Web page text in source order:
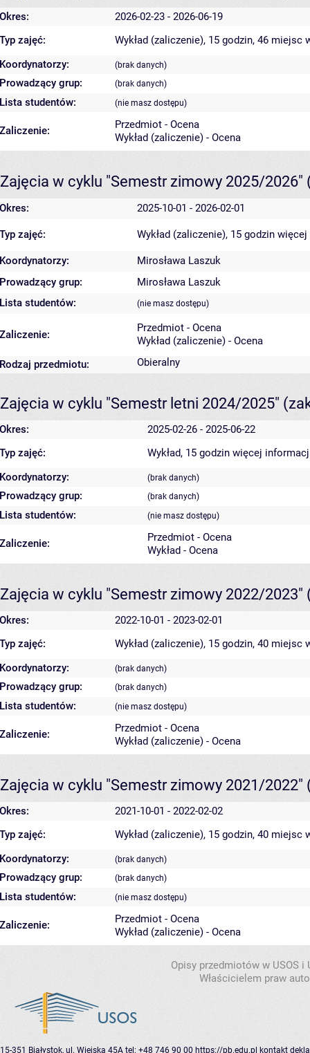
Okres:
2026-02-23 - 2026-06-19
Typ zajęć:
Wykład (zaliczenie), 15 godzin, 46 miejsc
Koordynatorzy:
(brak danych)
Prowadzący grup: (brak danych)
Lista studentów: (nie masz dostępu)
Zaliczenie:
Przedmiot - Ocena
Wykład (zaliczenie) - Ocena
Zajęcia w cyklu "Semestr zimowy 2025/2026"
Okres: 2025-10-01 - 2026-02-01
Typ zajęć: Wykład (zaliczenie), 15 godzin
Koordynatorzy:
Mirosława Laszuk
Prowadzący grup:
Mirosława Laszuk
Lista studentów:
(nie masz dostępu)
Zaliczenie:
Przedmiot - Ocena
Wykład (zaliczenie) - Ocena
Rodzaj przedmiotu:
Obieralny
Zajęcia w cyklu "Semestr letni 2024/2025"
Okres:
2025-02-26 - 2025-06-22
Typ zajęć:
Wykład, 15 godzin więcej
Koordynatorzy:
(brak danych)
Prowadzący grup: (brak danych)
Lista studentów: (nie masz dostępu)
Zaliczenie:
Przedmiot - Ocena
Wykład - Ocena
Zajęcia w cyklu "Semestr zimowy 2022/2023"
Okres:
2022-10-01 - 2023-02-01
Typ zajęć:
Wykład (zaliczenie), 15 godzin, 40 miejsc
Koordynatorzy:
(brak danych)
Prowadzący grup: (brak danych)
Lista studentów: (nie masz dostępu)
Zaliczenie:
Przedmiot - Ocena
Wykład (zaliczenie) - Ocena
Zajęcia w cyklu "Semestr zimowy 2021/2022"
Okres:
2021-10-01 - 2022-02-02
Typ zajęć:
Wykład (zaliczenie), 15 godzin, 40 miejsc
Koordynatorzy:
(brak danych)
Prowadzący grup: (brak danych)
Lista studentów: (nie masz dostępu)
Zaliczenie:
Przedmiot - Ocena
Wykład (zaliczenie) - Ocena
Opisy przedmiotów w USOS
Właścicielem praw
15-351 Białystok, ul. Wiejska 45A tel: +48 746 90 00 https://pb.edu.pl kontakt